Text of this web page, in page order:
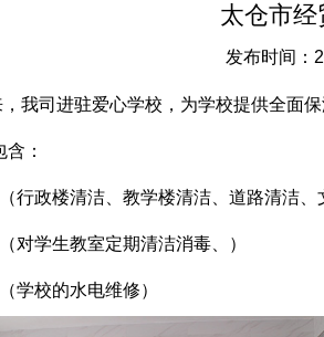
太仓市
发布时间：
，我司进驻爱心学校，为学校提供全面
：
行政楼清洁、教学楼清洁、道路清洁、
对学生教室定期清洁消毒、）
学校的水电维修）